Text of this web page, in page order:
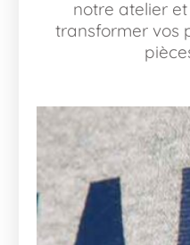
notre atelier
transformer vos